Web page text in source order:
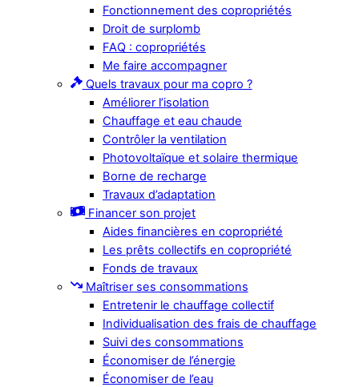
Fonctionnement des copropriétés
Droit de surplomb
FAQ : copropriétés
Me faire accompagner
Quels travaux pour ma copro ?
Améliorer l’isolation
Chauffage et eau chaude
Contrôler la ventilation
Photovoltaïque et solaire thermique
Borne de recharge
Travaux d’adaptation
Financer son projet
Aides financières en copropriété
Les prêts collectifs en copropriété
Fonds de travaux
Maîtriser ses consommations
Entretenir le chauffage collectif
Individualisation des frais de chauffage
Suivi des consommations
Économiser de l’énergie
Économiser de l’eau